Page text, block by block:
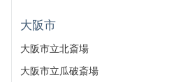
大阪市
大阪市立北斎場
大阪市立瓜破斎場